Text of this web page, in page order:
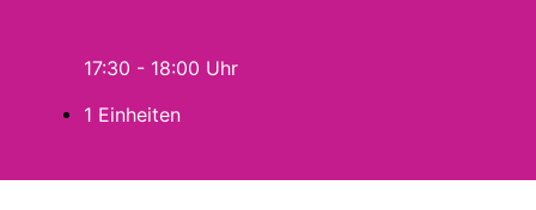
17:30 - 18:00
1 Einheiten